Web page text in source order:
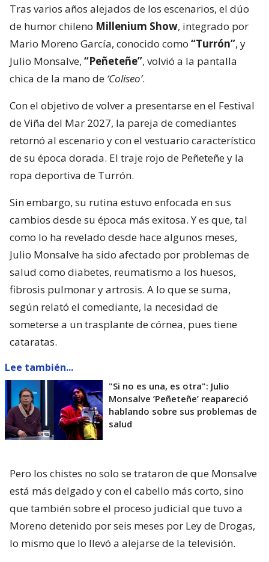
Tras varios años alejados de los escenarios, el dúo
de humor chileno Millenium Show, integrado por
Mario Moreno García, conocido como “Turrón”, y
Julio Monsalve, “Peñeteñe”, volvió a la pantalla
chica de la mano de ‘Coliseo’.
Con el objetivo de volver a presentarse en el Festival
de Viña del Mar 2027, la pareja de comediantes
retornó al escenario y con el vestuario característico
de su época dorada. El traje rojo de Peñeteñe y la
ropa deportiva de Turrón.
Sin embargo, su rutina estuvo enfocada en sus
cambios desde su época más exitosa. Y es que, tal
como lo ha revelado desde hace algunos meses,
Julio Monsalve ha sido afectado por problemas de
salud como diabetes, reumatismo a los huesos,
fibrosis pulmonar y artrosis. A lo que se suma,
según relató el comediante, la necesidad de
someterse a un trasplante de córnea, pues tiene
cataratas.
Lee también...
"Si no es una, es otra": Julio
Monsalve ’Peñeteñe’ reapareció
hablando sobre sus problemas de
salud
Pero los chistes no solo se trataron de que Monsalve
está más delgado y con el cabello más corto, sino
que también sobre el proceso judicial que tuvo a
Moreno detenido por seis meses por Ley de Drogas,
lo mismo que lo llevó a alejarse de la televisión.